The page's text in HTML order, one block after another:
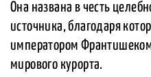
Она названа в честь
источника, благодаря
императором
мирового курорта.